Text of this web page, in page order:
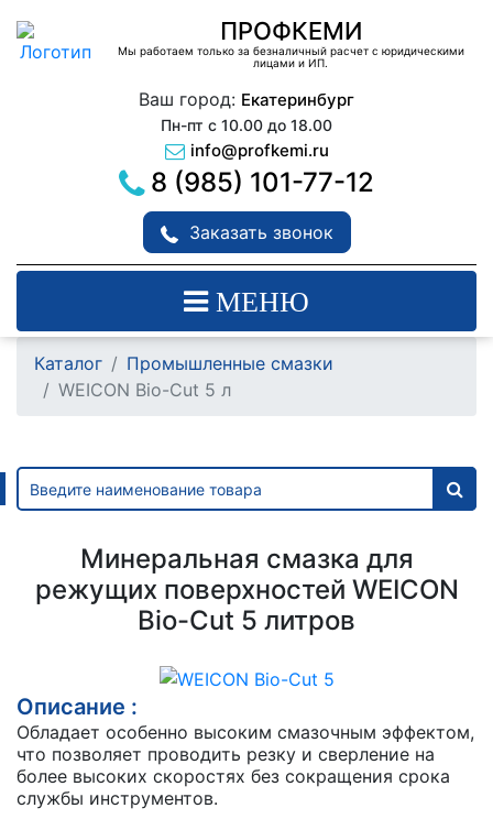
ПРОФКЕМИ
Мы работаем только за безналичный расчет с юридическими
лицами и ИП.
Ваш город: Екатеринбург
Пн-пт с 10.00 до 18.00
info@profkemi.ru
8 (985) 101-77-12
Заказать звонок
МЕНЮ
Каталог
Промышленные смазки
WEICON Bio-Cut 5 л
Минеральная смазка для
режущих поверхностей WEICON
Bio-Cut 5 литров
Описание :
Обладает особенно высоким смазочным эффектом,
что позволяет проводить резку и сверление на
более высоких скоростях без сокращения срока
службы инструментов.